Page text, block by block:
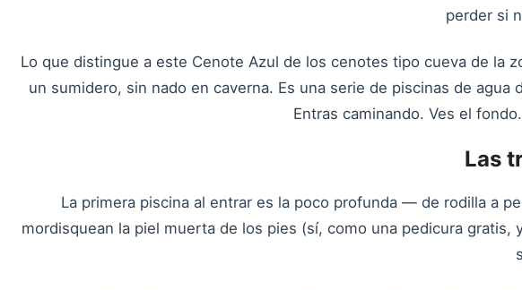
perder si
Lo que distingue a este Cenote Azul de los cenotes tipo cueva de la
un sumidero, sin nado en caverna. Es una serie de piscinas de
Entras caminando. Ves el
Las
La primera piscina al entrar es la poco profunda — de rodilla a
mordisquean la piel muerta de los pies (sí, como una pedicura